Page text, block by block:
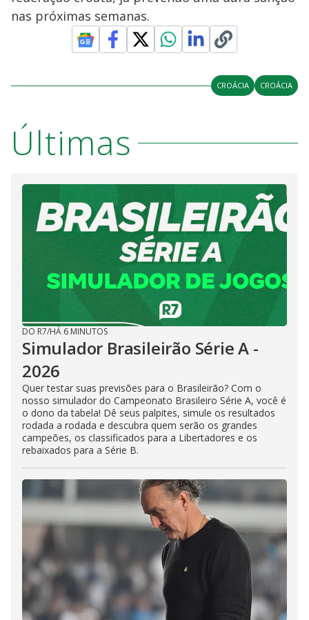
nas próximas semanas.
CROÁCIA CROÁCIA
Últimas
DO R7/HÁ 6 MINUTOS
Simulador Brasileirão Série A -
2026
Quer testar suas previsões para o Brasileirão? Com o
nosso simulador do Campeonato Brasileiro Série A, você é
o dono da tabela! Dê seus palpites, simule os resultados
rodada a rodada e descubra quem serão os grandes
campeões, os classificados para a Libertadores e os
rebaixados para a Série B.